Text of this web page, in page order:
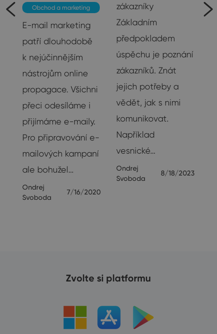
Obchod a marketing
E-mail marketing
patří dlouhodobě
k nejúčinnějším
nástrojům online
propagace. Všichni
přeci odesíláme i
přijímáme e-maily.
Pro připravování e-
mailových kampaní
ale bohužel…
Ondrej
Svoboda
7/16/2020
zákazníky
Základním
předpokladem
úspěchu je poznání
zákazníků. Znát
jejich potřeby a
vědět, jak s nimi
komunikovat.
Například
vesnické…
Ondrej
Svoboda
8/18/2023
Zvolte si platformu